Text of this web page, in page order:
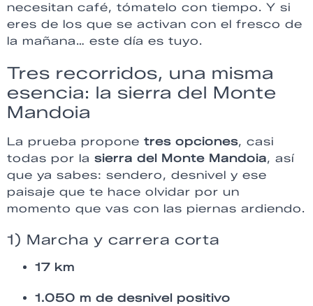
necesitan café, tómatelo con tiempo. Y si
eres de los que se activan con el fresco de
la mañana… este día es tuyo.
Tres recorridos, una misma
esencia: la sierra del Monte
Mandoia
La prueba propone tres opciones, casi
todas por la sierra del Monte Mandoia, así
que ya sabes: sendero, desnivel y ese
paisaje que te hace olvidar por un
momento que vas con las piernas ardiendo.
1) Marcha y carrera corta
17 km
1.050 m de desnivel positivo